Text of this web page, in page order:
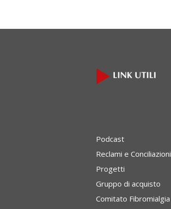
Podcast
Reclami e Conciliazioni
Progetti
Gruppo di acquisto
Comitato Fibromialgia